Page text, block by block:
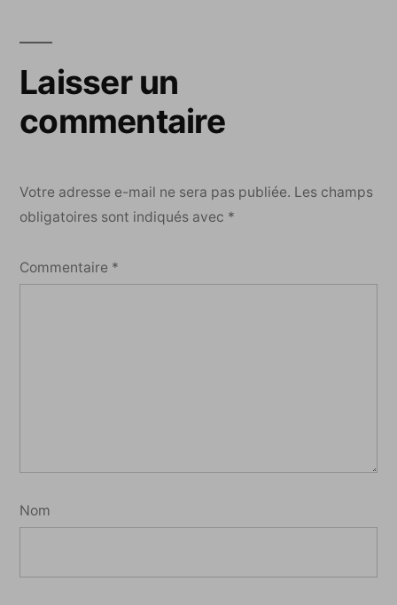
Laisser un
commentaire
Votre adresse e-mail ne sera pas publiée. Les champs
obligatoires sont indiqués avec *
Commentaire *
Nom